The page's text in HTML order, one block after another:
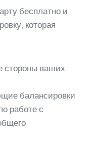
бесплатно и
которая
стороны ваших
балансировки
работе с